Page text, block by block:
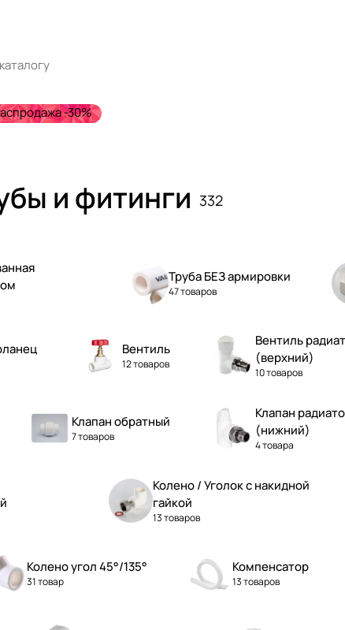
-30%
и фитинги 332
Труба БЕЗ армировки
47 товаров
Вентиль
12 товаров
Вентиль
(верхний)
10 товаров
Клапан обратный
7 товаров
Клапан
(нижний)
4 товара
Колено / Уголок с накидной
гайкой
13 товаров
Колено угол 45°/135°
31 товар
Компенсатор
13 товаров